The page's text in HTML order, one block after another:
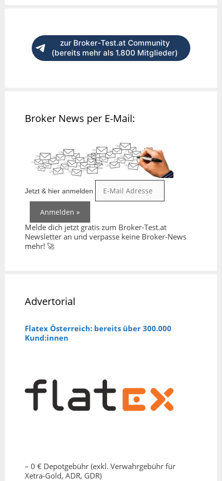
zur Broker-Test.at Community
(bereits mehr als 1.800 Mitglieder)
Broker News per E-Mail:
Jetzt & hier anmelden
Melde dich jetzt gratis zum Broker-Test.at
Newsletter an und verpasse keine Broker-News
mehr! 🚀
Advertorial
Flatex Österreich: bereits über 300.000
Kund:innen
– 0 € Depotgebühr (exkl. Verwahrgebühr für
Xetra-Gold, ADR, GDR)